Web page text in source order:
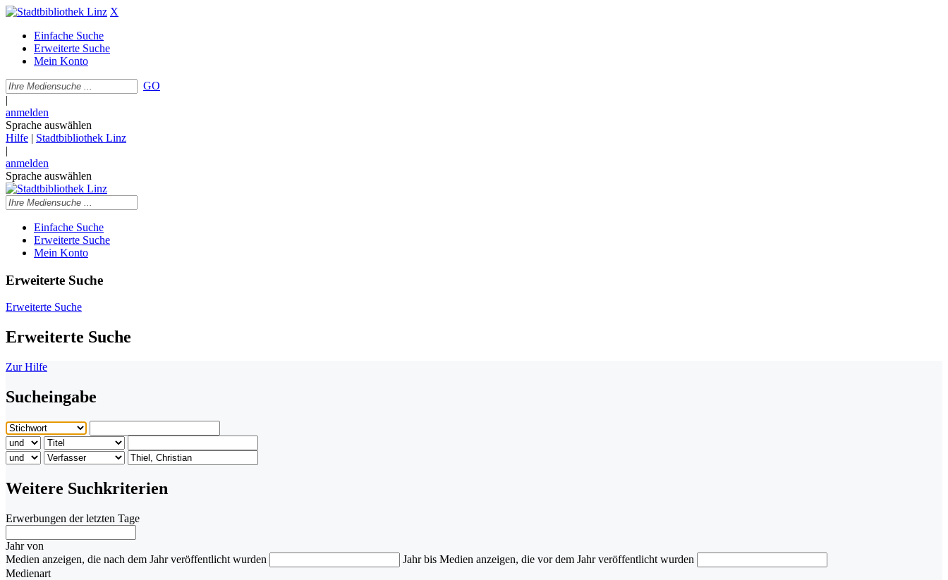
X
Einfache Suche
Erweiterte Suche
Mein Konto
GO
|
anmelden
Sprache auswählen
Hilfe | Stadtbibliothek Linz
|
anmelden
Sprache auswählen
Einfache Suche
Erweiterte Suche
Mein Konto
Erweiterte Suche
Erweiterte Suche
Erweiterte Suche
Zur Hilfe
Sucheingabe
Weitere Suchkriterien
Erwerbungen der letzten Tage
Jahr von
Medien anzeigen, die nach dem Jahr veröffentlicht wurden
Jahr bis Medien anzeigen, die vor dem Jahr veröffentlicht wurden
Medienart